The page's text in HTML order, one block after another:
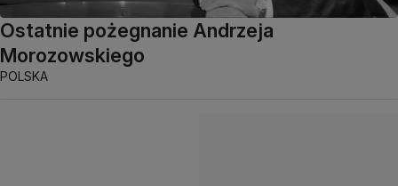
Ostatnie pożegnanie Andrzeja
Morozowskiego
POLSKA